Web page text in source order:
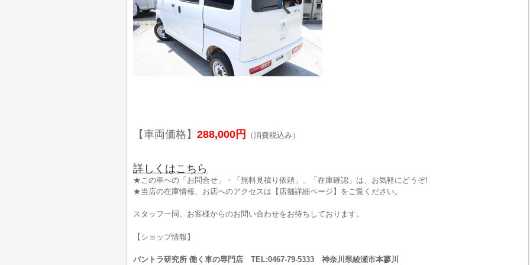
【車両価格】 288,000円 （消費税込み）
詳しくはこちら
★この車への「お問合せ」・「無料見積り依頼」、「在庫確認」は、お気軽にどうぞ!
★当店の在庫情報、お店へのアクセスは【店舗詳細ページ】をご覧ください。
スタッフ一同、お客様からのお問い合わせをお待ちしております。
【ショップ情報】
バントラ研究所 働く車の専門店 TEL:0467-79-5333 神奈川県綾瀬市本蓼川